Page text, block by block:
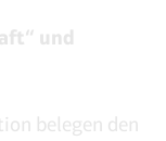
und
belegen den